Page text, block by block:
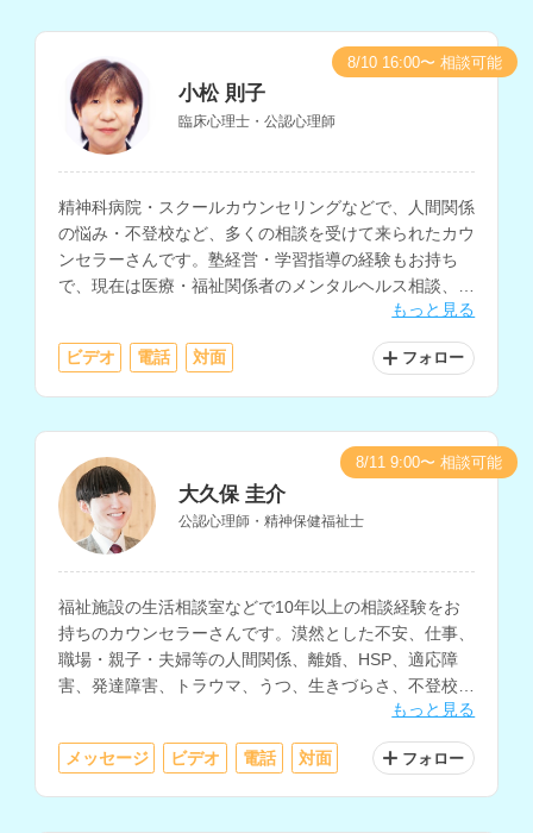
小松 則子
臨床心理士・公認心理師
精神科病院・スクールカウンセリングなどで、人間関係
の悩み・不登校など、多くの相談を受けて来られたカウ
ンセラーさんです。塾経営・学習指導の経験もお持ち
で、現在は医療・福祉関係者のメンタルヘルス相談、大
学の学生相談、小中学生・保護者の相談などを行ってお
もっと見る
ビデオ 電話 対面 フォロー
8/10 16:00〜 相談可能
大久保 圭介
公認心理師・精神保健福祉士
福祉施設の生活相談室などで10年以上の相談経験をお
持ちのカウンセラーさんです。漠然とした不安、仕事、
職場・親子・夫婦等の人間関係、離婚、HSP、適応障
害、発達障害、トラウマ、うつ、生きづらさ、不登校、
恋愛、性に関する悩みなどに対応されています。もっと見る
メッセージ ビデオ 電話 対面 フォロー
8/11 9:00〜 相談可能